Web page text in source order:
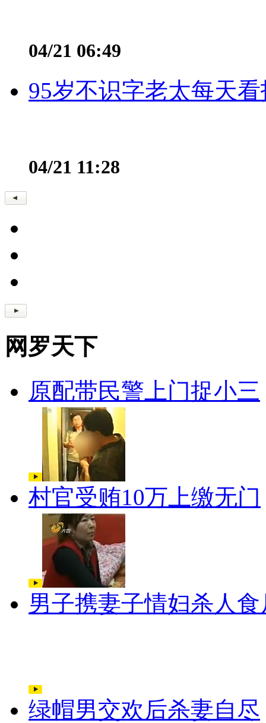
04/21 06:49
95岁不识字老太每天
04/21 11:28
网罗天下
原配带民警上门捉小三
村官受贿10万上缴无门
男子携妻子情妇杀人食
绿帽男交欢后杀妻自尽